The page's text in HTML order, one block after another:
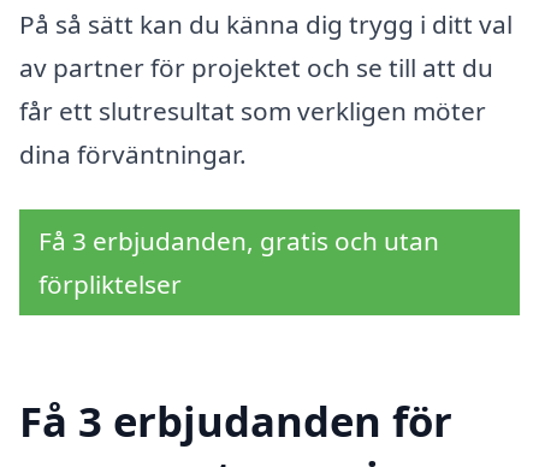
På så sätt kan du känna dig trygg i ditt val
av partner för projektet och se till att du
får ett slutresultat som verkligen möter
dina förväntningar.
Få 3 erbjudanden, gratis och utan
förpliktelser
Få 3 erbjudanden för